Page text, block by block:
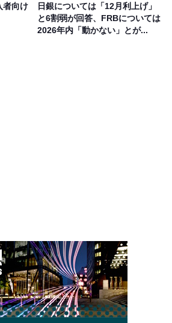
者向け
日銀については「12月利上げ」
と6割弱が回答、FRBについては
2026年内「動かない」とが...